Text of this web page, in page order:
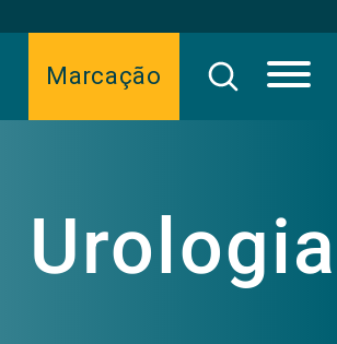
Marcação
Urologia